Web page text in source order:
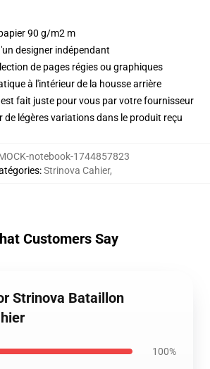
90 g/m2 m
designer indépendant
de pages régies ou graphiques
à l'intérieur de la housse arrière
fait juste pour vous par votre fournisseur
de légères variations dans le produit reçu
notebook-1744857823
:Strinova Cahier,
Customers Say
Strinova Bataillon
100%